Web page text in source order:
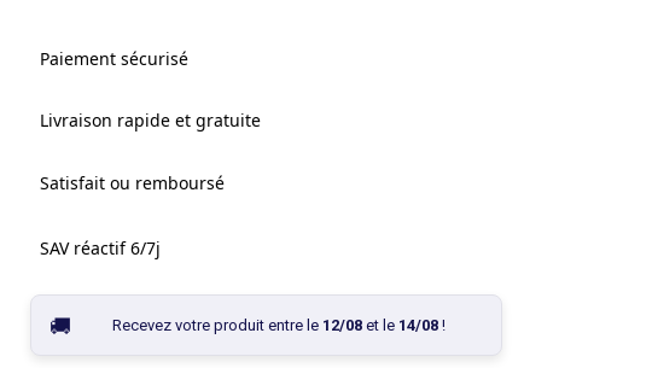
Paiement sécurisé
Livraison rapide et gratuite
Satisfait ou remboursé
SAV réactif 6/7j
Recevez votre produit entre le 12/08et le 14/08!